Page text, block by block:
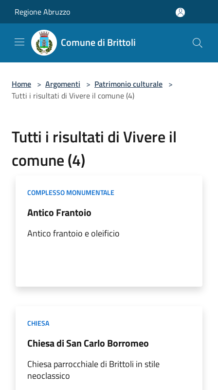
Regione Abruzzo
Comune di Brittoli
Home > Argomenti > Patrimonio culturale >
Tutti i risultati di Vivere il comune (4)
Tutti i risultati di Vivere il
comune (4)
COMPLESSO MONUMENTALE
Antico Frantoio
Antico frantoio e oleificio
CHIESA
Chiesa di San Carlo Borromeo
Chiesa parrocchiale di Brittoli in stile
neoclassico